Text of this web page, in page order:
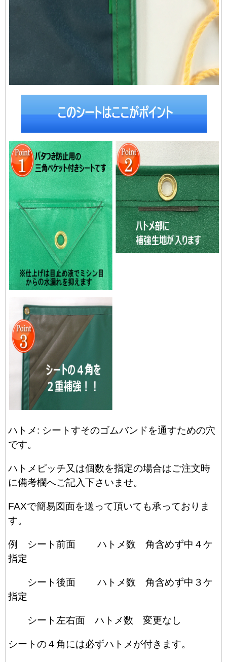
ハトメ: シートすそのゴムバンドを通すための穴
です。
ハトメピッチ又は個数を指定の場合はご注文時
に備考欄へご記入下さいませ。
FAXで簡易図面を送って頂いても承っておりま
す。
例 シート前面 ハトメ数 角含めず中４ケ
指定
シート後面 ハトメ数 角含めず中３ケ
指定
シート左右面 ハトメ数 変更なし
シートの４角には必ずハトメが付きます。